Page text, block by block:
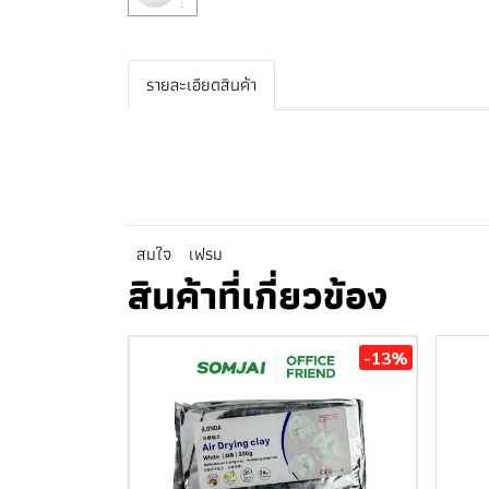
รายละเอียดสินค้า
สมใจ เฟรม
สินค้าที่เกี่ยวข้อง
-13%